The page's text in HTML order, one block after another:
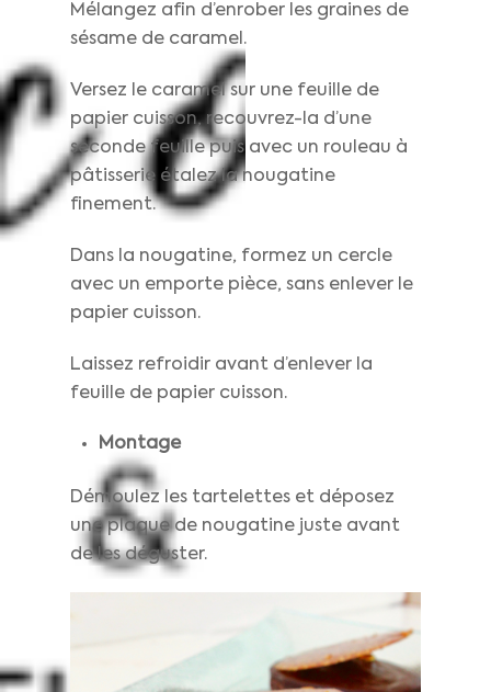
Mélangez afin d’enrober les graines de
sésame de caramel.
Versez le caramel sur une feuille de
papier cuisson, recouvrez-la d’une
seconde feuille puis avec un rouleau à
pâtisserie étalez la nougatine
finement.
Dans la nougatine, formez un cercle
avec un emporte pièce, sans enlever le
papier cuisson.
Laissez refroidir avant d’enlever la
feuille de papier cuisson.
Montage
Démoulez les tartelettes et déposez
une plaque de nougatine juste avant
de les déguster.